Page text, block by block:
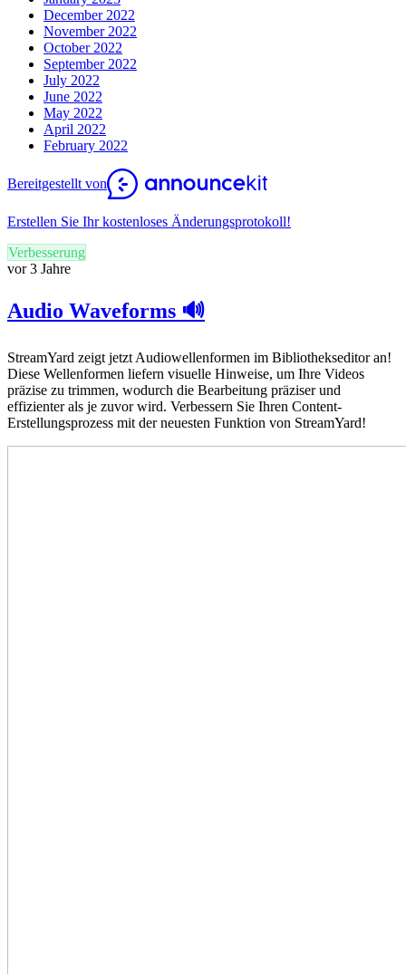
December 2022
November 2022
October 2022
September 2022
July 2022
June 2022
May 2022
April 2022
February 2022
Bereitgestellt von
Erstellen Sie Ihr kostenloses Änderungsprotokoll!
Verbesserung
vor 3 Jahre
Audio Waveforms 🔊
StreamYard zeigt jetzt Audiowellenformen im Bibliothekseditor an!
Diese Wellenformen liefern visuelle Hinweise, um Ihre Videos
präzise zu trimmen, wodurch die Bearbeitung präziser und
effizienter als je zuvor wird. Verbessern Sie Ihren Content-
Erstellungsprozess mit der neuesten Funktion von StreamYard!